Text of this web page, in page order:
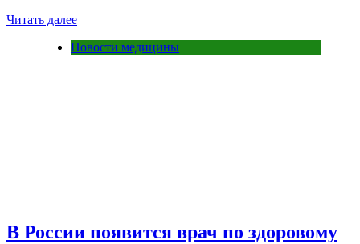
Читать далее
Новости медицины
В России появится врач по здоровому